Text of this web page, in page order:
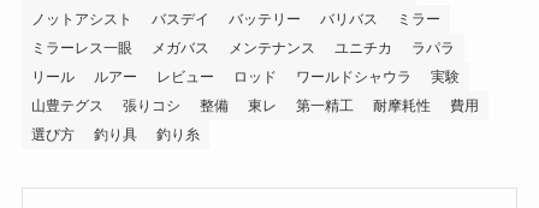
ノットアシスト
バスデイ バッテリー バリバス
ミラー
ミラーレス一眼
メガバス メンテナンス ユニチカ
ラパラ
リール
ルアー レビュー ロッド ワールドシャウラ
実験
山豊テグス
張りコシ 整備 東レ 第一精工 耐摩耗性
費用
選び方
釣り具 釣り糸